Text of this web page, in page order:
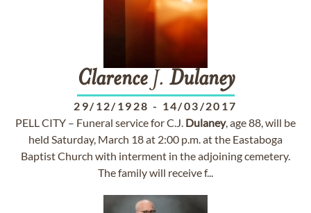
ClarenceJ. Dulaney
29/12/1928 - 14/03/2017
PELL CITY – Funeral service for C.J. Dulaney, age 88, will be
held Saturday, March 18 at 2:00 p.m. at the Eastaboga
Baptist Church with interment in the adjoining cemetery.
The family will receive f...